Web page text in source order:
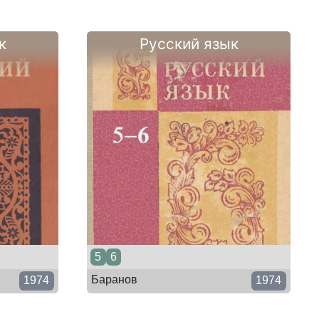
1974
Русский язык
5
6
Баранов
1974